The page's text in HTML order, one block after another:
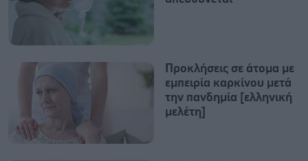
Προκλήσεις σε άτομα με
εμπειρία καρκίνου μετά
την πανδημία [ελληνική
μελέτη]